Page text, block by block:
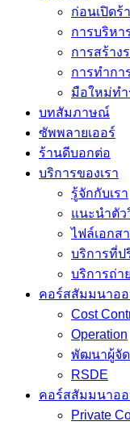
ก่อนเปิดร้
การบริห
การสร้าง
การทำกา
มือใหม่ท
บทสัมภาษณ์
ซัพพลายเออร์
ร้านดีบอกต่อ
บริการของเรา
รู้จักกับเรา
แนะนำตัว
ไฟล์เอกส
บริการที่ป
บริการถ่า
คอร์สสัมมนาอ
Cost
Operation
พัฒนาผู้จั
RSDE
คอร์สสัมมนาอ
Private